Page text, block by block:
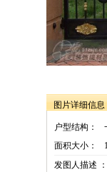
图片详细信息
户型结构：
面积大小：
发图人描述 ：